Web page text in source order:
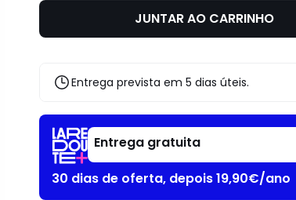
JUNTAR AO CARRINHO
Entrega prevista em 5 dias úteis.
Entrega gratuita
30 dias de oferta, depois 19,90€/ano